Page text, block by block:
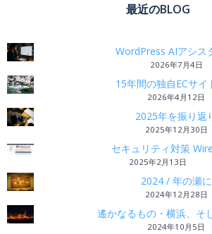
最近のBLOG
WordPress AIアシス
2026年7月4日
15年間の独自ECサイ
2026年4月12日
2025年を振り返
2025年12月30日
セキュリティ対策
2025年2月13日
2024 / 年の瀬に
2024年12月28日
遙かなるもの・横浜、そ
2024年10月5日